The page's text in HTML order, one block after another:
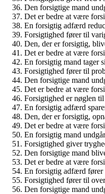
Den forsigtige mand
Det er bedre at være
En forsigtig adfærd
Forsigtighed fører til
Den, der er forsigtig,
Det er bedre at være
En forsigtig mand tager
Forsigtighed fører til
Den forsigtige mand
Det er bedre at være
Forsigtighed er nøglen til
En forsigtig adfærd
Den, der er forsigtig,
Det er bedre at være
En forsigtig mand
Forsigtighed giver
Den forsigtige mand
Det er bedre at være
En forsigtig adfærd fører
Forsigtighed fører til
Den forsigtige mand